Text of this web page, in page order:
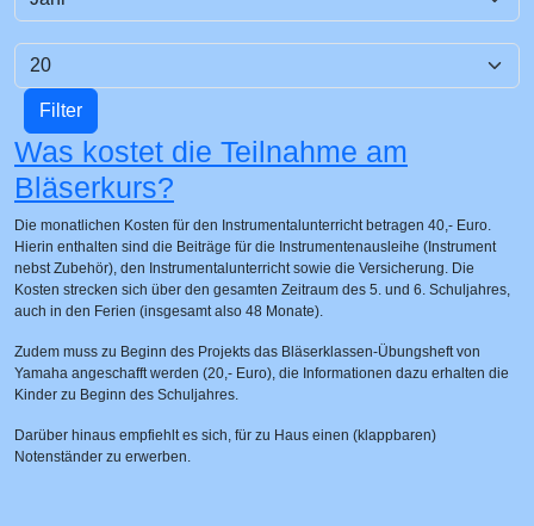
Filter
Was kostet die Teilnahme am
Bläserkurs?
Die monatlichen Kosten für den Instrumentalunterricht betragen 40,- Euro.
Hierin enthalten sind die Beiträge für die Instrumentenausleihe (Instrument
nebst Zubehör), den Instrumentalunterricht sowie die Versicherung. Die
Kosten strecken sich über den gesamten Zeitraum des 5. und 6. Schuljahres,
auch in den Ferien (insgesamt also 48 Monate).
Zudem muss zu Beginn des Projekts das Bläserklassen-Übungsheft von
Yamaha angeschafft werden (20,- Euro), die Informationen dazu erhalten die
Kinder zu Beginn des Schuljahres.
Darüber hinaus empfiehlt es sich, für zu Haus einen (klappbaren)
Notenständer zu erwerben.